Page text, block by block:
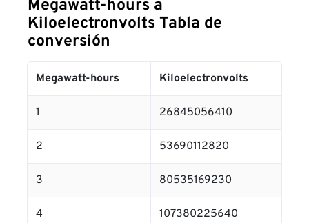
Megawatt-hours a
Kiloelectronvolts Tabla de
conversión
Megawatt-hours Kiloelectronvolts
1 26845056410
2 53690112820
3 80535169230
4 107380225640